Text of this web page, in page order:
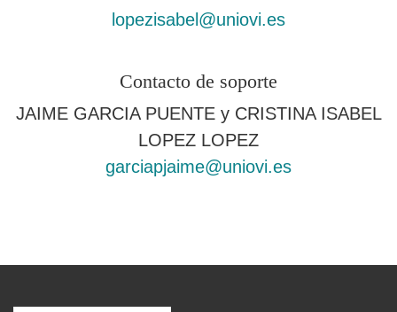
lopezisabel@uniovi.es
Contacto de soporte
JAIME GARCIA PUENTE y CRISTINA ISABEL
LOPEZ LOPEZ
garciapjaime@uniovi.es